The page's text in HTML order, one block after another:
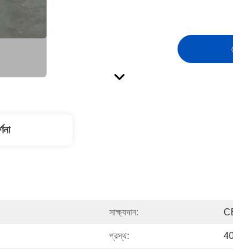
সাক্ষ্যদান:
প্রস্থ: